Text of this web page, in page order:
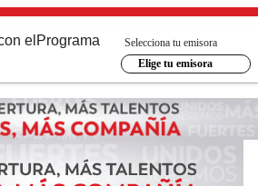
el Programa
Selecciona tu emisora
Elige tu emisora